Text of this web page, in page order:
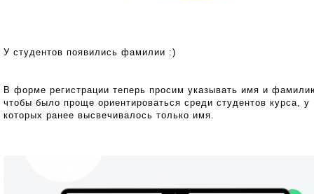
У студентов появились фамилии :)
В форме регистрации теперь просим указывать имя и
чтобы было проще ориентироваться среди студентов курса, у
которых ранее высвечивалось только имя.